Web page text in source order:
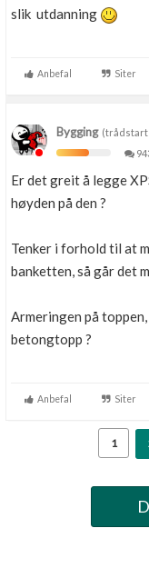
slik utdanning
Anbefal Siter
Bygging
Er det greit å legge
høyden på den ?
Tenker i forhold til at
banketten, så går det
Armeringen på
betongtopp ?
Anbefal Siter
1